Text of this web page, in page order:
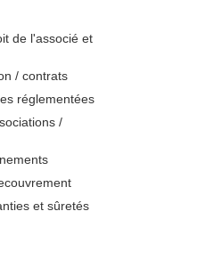
de l'associé et
/ contrats
réglementées
/
et sûretés